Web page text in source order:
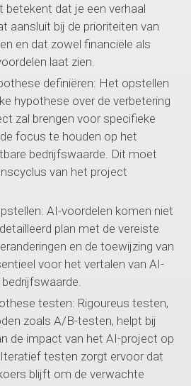
betekent dat je een verhaal
aansluit bij de prioriteiten van
en dat zowel financiële als
laat zien.
definiëren: Het opstellen
hypothese over de verbetering
zal brengen voor specifieke
focus te houden op het
bedrijfswaarde. Dit moet
van het project
AI-voordelen komen niet
plan met de vereiste
en de toewijzing van
voor het vertalen van AI-
testen: Rigoureus testen,
zoals A/B-testen, helpt bij
de impact van het AI-project op
Iteratief testen zorgt ervoor dat
blijft om de verwachte